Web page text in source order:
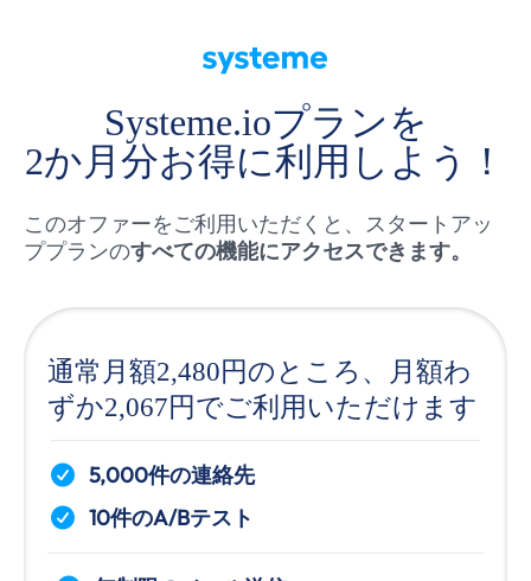
Systeme.ioプランを
2か月分お得に利用しよう！
このオファーをご利用いただくと、スタートアッ
ププランのすべての機能にアクセスできます。
通常月額2,480円のところ、月額わ
ずか2,067円でご利用いただけます
5,000件の連絡先
10件のA/Bテスト